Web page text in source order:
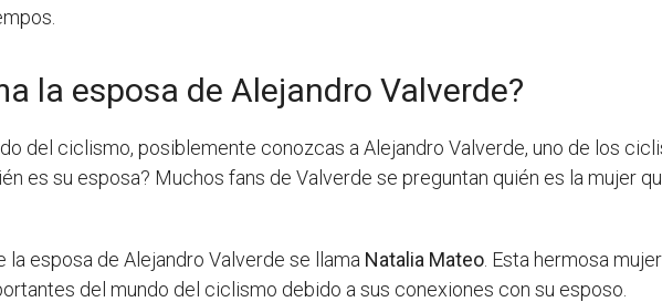
la esposa de Alejandro Valverde?
del ciclismo, posiblemente conozcas a Alejandro Valverde, uno de los
es su esposa? Muchos fans de Valverde se preguntan quién es la mujer
la esposa de Alejandro Valverde se llama Natalia Mateo . Esta hermosa
del mundo del ciclismo debido a sus conexiones con su esposo.